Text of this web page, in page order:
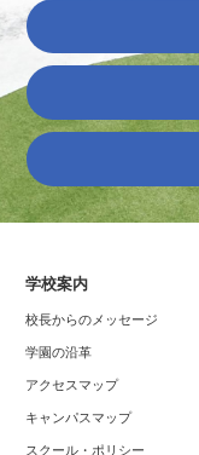
学校案内
校長からのメッセージ
学園の沿革
アクセスマップ
キャンパスマップ
スクール・ポリシー